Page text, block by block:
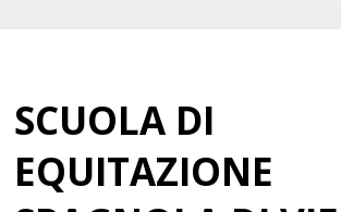
SCUOLA DI
EQUITAZIONE